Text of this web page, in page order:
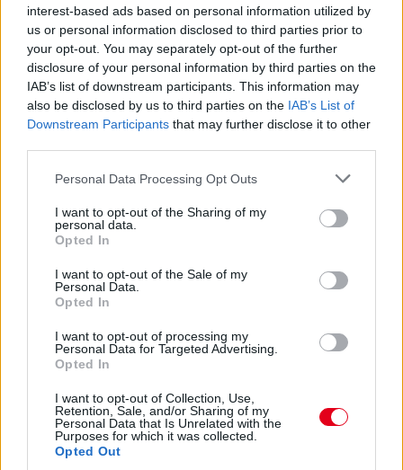
interest-based ads based on personal information utilized by
us or personal information disclosed to third parties prior to
your opt-out. You may separately opt-out of the further
disclosure of your personal information by third parties on the
IAB’s list of downstream participants. This information may
also be disclosed by us to third parties on the IAB’s List of
Downstream Participants that may further disclose it to other
Please note that this website/app uses one or more Google
not limited to your visit or usage behaviour. You may click to
grant or deny consent to Google and its third-party tags to
use your data for below specified purposes in below Google
consent section.
Personal Data Processing Opt Outs
I want to opt-out of the Sharing of my
personal data.
Opted In
I want to opt-out of the Sale of my
Personal Data.
Opted In
I want to opt-out of processing my
Personal Data for Targeted Advertising.
Opted In
I want to opt-out of Collection, Use,
Retention, Sale, and/or Sharing of my
Personal Data that Is Unrelated with the
Purposes for which it was collected.
Opted Out
2026. május 11. hétfő, 18:45
Valóban szükség van saját járműre?
A céges autó sokáig a stabilitás és a kiszámíthatóság
szimbóluma volt, ma viszont egyre több vállalkozás teszi fel a
kérdést: valóban szükség van saját járműre minden helyzetben?
részletek
frissebb anyagok